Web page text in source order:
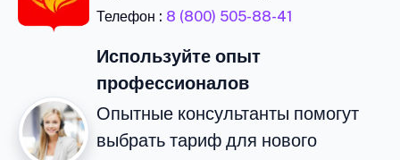
Телефон : 8 (800) 505-88-41
Используйте опыт
профессионалов
Опытные консультанты помогут
выбрать тариф для нового